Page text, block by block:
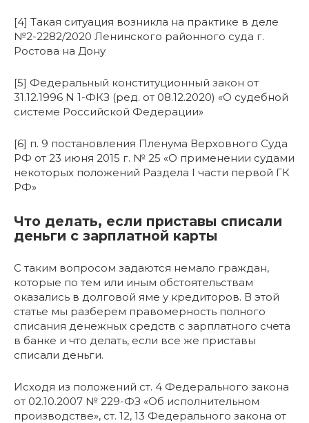
[4] Такая ситуация возникла на практике в деле
№2-2282/2020 Ленинского районного суда г.
Ростова на Дону
[5] Федеральный конституционный закон от
31.12.1996 N 1-ФКЗ (ред. от 08.12.2020) «О судебной
системе Российской Федерации»
[6] п. 9 постановления Пленума Верховного Суда
РФ от 23 июня 2015 г. № 25 «О применении судами
некоторых положений Раздела I части первой ГК
РФ»
Что делать, если приставы списали
деньги с зарплатной карты
С таким вопросом задаются немало граждан,
которые по тем или иным обстоятельствам
оказались в долговой яме у кредиторов. В этой
статье мы разберем правомерность полного
списания денежных средств с зарплатного счета
в банке и что делать, если все же приставы
списали деньги.
Исходя из положений ст. 4 Федерального закона
от 02.10.2007 № 229-ФЗ «Об исполнительном
производстве», ст. 12, 13 Федерального закона от